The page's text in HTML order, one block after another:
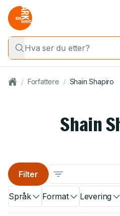
/ Forfattere / Shain Shapiro
Shain
Språk Format Levering
Filter